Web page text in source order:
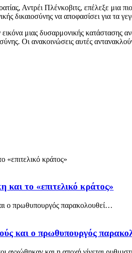
Αντρέι Πλένκοβιτς, επέλεξε μια
δικαιοσύνης να αποφασίσει για τα
μιας δυσαρμονικής κατάστασης
Οι ανακοινώσεις αυτές
το «επιτελικό κράτος»
και ο πρωθυπουργός